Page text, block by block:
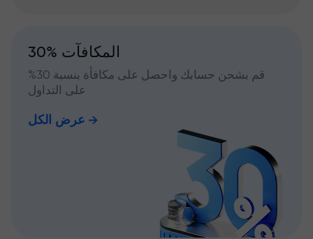
30% المكافآت
قم بشحن حسابك واحصل على مكافأة بنسبة 30%
على التداول
عرض الكل